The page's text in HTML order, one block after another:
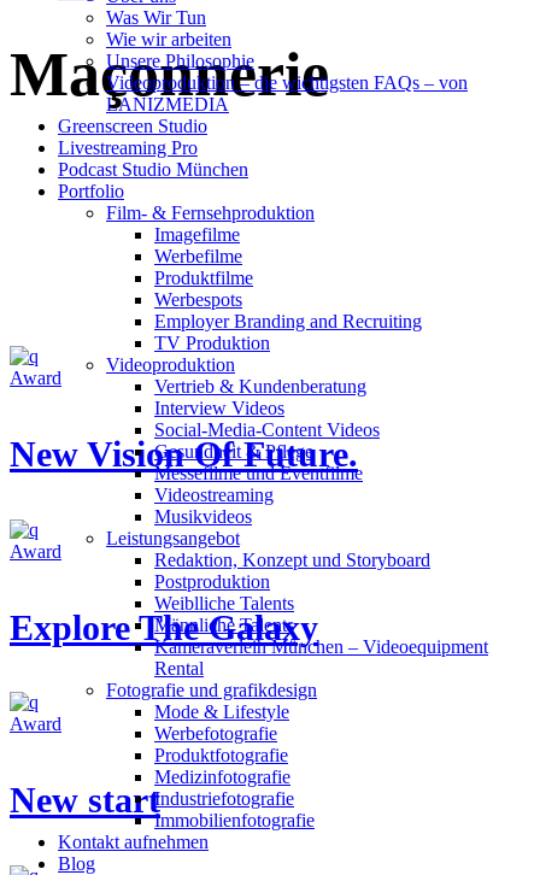
Was Wir Tun
Wie wir arbeiten
Unsere Philosophie
Videoproduktion – die wichtigsten FAQs – von
LANIZMEDIA
Greenscreen Studio
Livestreaming Pro
Podcast Studio München
Portfolio
Film- & Fernsehproduktion
Imagefilme
Werbefilme
Produktfilme
Werbespots
Employer Branding and Recruiting
TV Produktion
Videoproduktion
Vertrieb & Kundenberatung
Interview Videos
Social-Media-Content Videos
Gesundheit & Pflege
Mes­se­filme und Eventfilme
Video­strea­ming
Musikvideos
Leis­tungs­an­ge­bot
Redak­ti­on, Kon­zept und Storyboard
Post­pro­duk­ti­on
Weiblliche Talents
Männliche Talents
Kameraverleih München – Videoequipment
Rental
Fotografie und grafikdesign
Mode & Lifestyle
Werbefotografie
Produktfotografie
Medizinfotografie
Industriefotografie
Immobilienfotografie
Kontakt aufnehmen
Blog
Maçonnerie
Award
New Vision Of Future.
Award
Explore The Galaxy
Award
New start